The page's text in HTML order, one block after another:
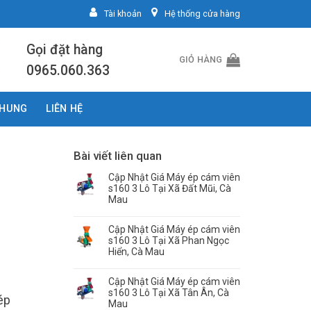
Tài khoản Hệ thống cửa hàng
Gọi đặt hàng
0965.060.363
GIỎ HÀNG
LIÊN HỆ
Bài viết liên quan
Cập Nhật Giá Máy ép cám viên
s160 3 Lô Tại Xã Đất Mũi, Cà
Mau
Cập Nhật Giá Máy ép cám viên
s160 3 Lô Tại Xã Phan Ngọc
Hiển, Cà Mau
Cập Nhật Giá Máy ép cám viên
s160 3 Lô Tại Xã Tân Ân, Cà
Mau